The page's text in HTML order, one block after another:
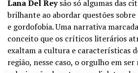
Lana Del Reysão só algumas das
brilhante ao abordar questões
e gordofobia. Uma narrativa
conceito que os críticos literários
exaltam a cultura e características
região, nesse caso, o orgulho em